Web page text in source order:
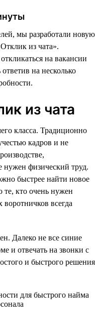
мы разработали новую
из чата».
на вакансии
на несколько
из чата
класса. Традиционно
кадров и не
нужен физический труд.
быстрее найти новое
кто очень нужен
всегда
Далеко не все синие
и отвечать на звонки с
и быстрого решения